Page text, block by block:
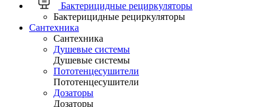
Бактерицидные рециркуляторы
Бактерицидные рециркуляторы
Сантехника
Сантехника
Душевые системы
Душевые системы
Пототенцесушители
Пототенцесушители
Дозаторы
Дозаторы